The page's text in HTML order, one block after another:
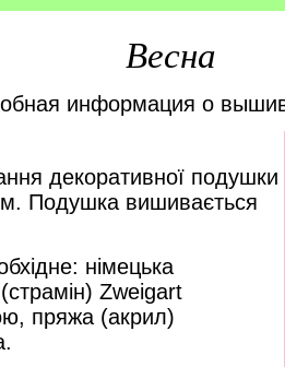
Весна
информация о
декоративної подушки
Подушка вишивається
німецька
Zweigart
пряжа (акрил)